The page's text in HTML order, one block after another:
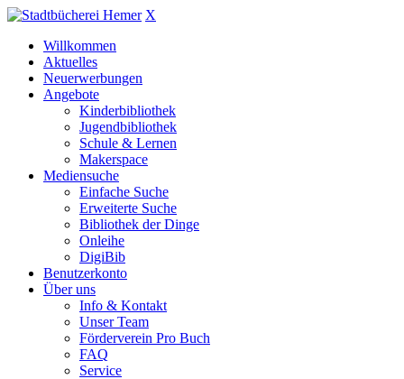
X
Willkommen
Aktuelles
Neuerwerbungen
Angebote
Kinderbibliothek
Jugendbibliothek
Schule & Lernen
Makerspace
Mediensuche
Einfache Suche
Erweiterte Suche
Bibliothek der Dinge
Onleihe
DigiBib
Benutzerkonto
Über uns
Info & Kontakt
Unser Team
Förderverein Pro Buch
FAQ
Service